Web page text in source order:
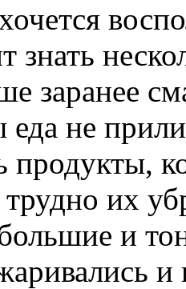
знать
заранее
еда не
продукты,
их
и
и